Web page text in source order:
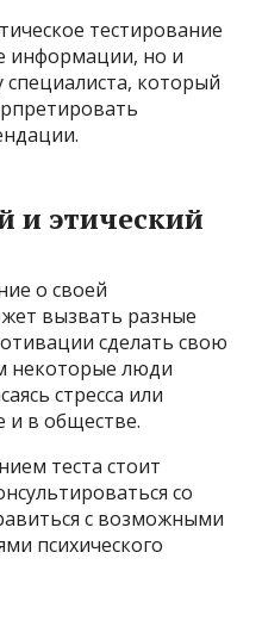
тестирование
информации, но и
специалиста, который
и этический
о своей
вызвать разные
сделать свою
некоторые люди
стресса или
и в обществе.
теста стоит
со
с возможными
психического